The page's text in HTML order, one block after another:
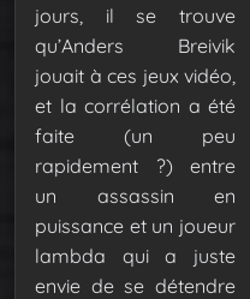
jours, il se trouve
qu’Anders Breivik
jouait à ces jeux vidéo,
et la corrélation a été
faite (un peu
rapidement ?) entre
un assassin en
puissance et un joueur
lambda qui a juste
envie de se détendre